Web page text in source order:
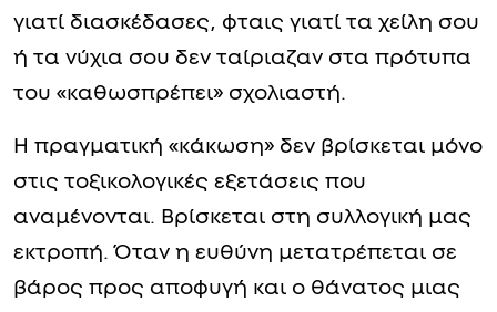
γιατί διασκέδασες, φταις γιατί τα χείλη σου
ή τα νύχια σου δεν ταίριαζαν στα πρότυπα
του «καθωσπρέπει» σχολιαστή.
Η πραγματική «κάκωση» δεν βρίσκεται μόνο
στις τοξικολογικές εξετάσεις που
αναμένονται. Βρίσκεται στη συλλογική μας
εκτροπή. Όταν η ευθύνη μετατρέπεται σε
βάρος προς αποφυγή και ο θάνατος μιας